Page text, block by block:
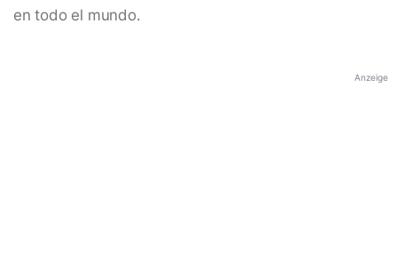
en todo el mundo.
Anzeige